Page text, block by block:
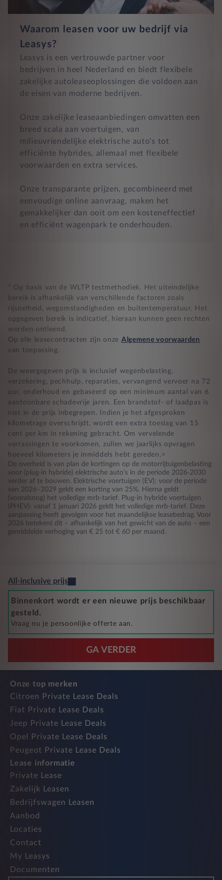
Waarom leasen voor uw bedrijf via
Leasys?
Leasys is een vertrouwde partner voor
bedrijven in heel Nederland en biedt flexibele
zakelijke autoleaseoplossingen die voldoen aan
de eisen van moderne bedrijven.
Onze zakelijke leaseaanbiedingen omvatten een
breed scala aan voertuigen, van
milieuvriendelijke elektrische auto's tot
efficiënte hybrides, allemaal met flexibele
voorwaarden en extra services.
Onze transparante prijzen, gecombineerd met
eenvoudige online aanvraag, maken het
gemakkelijker dan ooit om een kosteneffectief
en efficiënt wagenpark te onderhouden.
* Op basis van de WLTP testmethodiek. Het uiteindelijke
bereik is afhankelijk van verschillende factoren zoals
rijsnelheid, wegomstandigheden en buitentemperatuur. Het
opgegeven bereik is indicatief, hieraan kunnen geen rechten
worden ontleend.
Op alle leasecontracten zijn onze Algemene voorwaarden
van toepassing.
De weergegeven prijs is inclusief wegenbelasting,
verzekering, pechhulp, reparaties, vervangend vervoer na 72
uur, onderhoud en gebaseerd op een minimum aantal van 6
aantoonbare schadevrije jaren. Een brandstof- of laadpas is
niet in de prijs inbegrepen. Indien je het afgesproken
kilometrage overschrijdt, wordt een extra toeslag van 15
cent per km in rekening gebracht. Om vervelende
verrassingen te voorkomen, zullen we jaarlijks opvragen
hoeveel kilometers je inmiddels hebt gereden.>
De overheid is van plan de kortingen op de motorrijtuigenbelasting
voor (plug-in hybride) elektrische auto’s in de periode 2026-2030
verder af te bouwen. Elektrische voertuigen (EV): voor de periode
van 2026–2029 geldt een korting van 25%. Hierna geldt
(vooralsnog) het volledige mrb-tarief. Plug-in hybride voertuigen
(PHEV): vanaf 1 januari 2026 geldt het volledige mrb-tarief. Deze
aanpassing heeft gevolgen voor het maandelijkse leasebedrag. Voor
2026 betekent dit – afhankelijk van het gewicht van de auto – een
gemiddelde verhoging van € 25 tot € 60 per maand.
All-inclusive prijs
Binnenkort wordt er een nieuwe prijs beschikbaar
gesteld.
Vraag nu je persoonlijke offerte aan.
GA VERDER
Onze top merken
Citroen Private Lease Deals
Fiat Private Lease Deals
Jeep Private Lease Deals
Opel Private Lease Deals
Peugeot Private Lease Deals
Lease informatie
Private Lease
Zakelijk Leasen
Bedrijfswagen Leasen
Aanbod
Locaties
Contact
My Leasys
Documenten